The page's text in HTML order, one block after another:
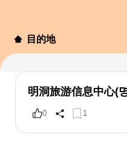
目的地
明洞旅游信息中心(
0 1